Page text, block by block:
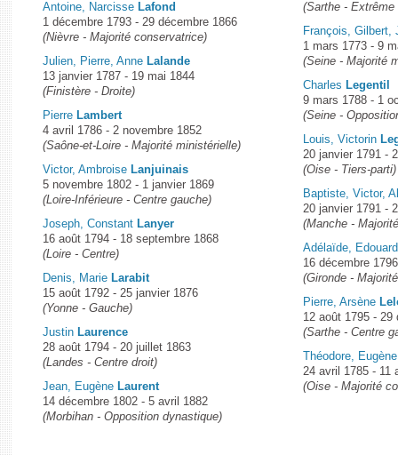
Antoine, Narcisse Lafond
1 décembre 1793 - 29 décembre 1866
(Nièvre - Majorité conservatrice)
Julien, Pierre, Anne Lalande
13 janvier 1787 - 19 mai 1844
(Finistère - Droite)
Pierre Lambert
4 avril 1786 - 2 novembre 1852
(Saône-et-Loire - Majorité ministérielle)
Victor, Ambroise Lanjuinais
5 novembre 1802 - 1 janvier 1869
(Loire-Inférieure - Centre gauche)
Joseph, Constant Lanyer
16 août 1794 - 18 septembre 1868
(Loire - Centre)
Denis, Marie Larabit
15 août 1792 - 25 janvier 1876
(Yonne - Gauche)
Justin Laurence
28 août 1794 - 20 juillet 1863
(Landes - Centre droit)
Jean, Eugène Laurent
14 décembre 1802 - 5 avril 1882
(Morbihan - Opposition dynastique)
(Sarthe - Extrême
François, Gilbert,
1 mars 1773 - 9
(Seine - Majorité
Charles Legentil
9 mars 1788 - 1
(Seine -
Louis, Victorin
20 janvier 1791 -
(Oise - Tiers-parti)
Baptiste, Victor,
20 janvier 1791 -
(Manche -
Adélaïde,
16 décembre
(Gironde -
Pierre, Arsène
12 août 1795 - 29
(Sarthe - Centre
Théodore,
24 avril 1785 - 11
(Oise - Majorité